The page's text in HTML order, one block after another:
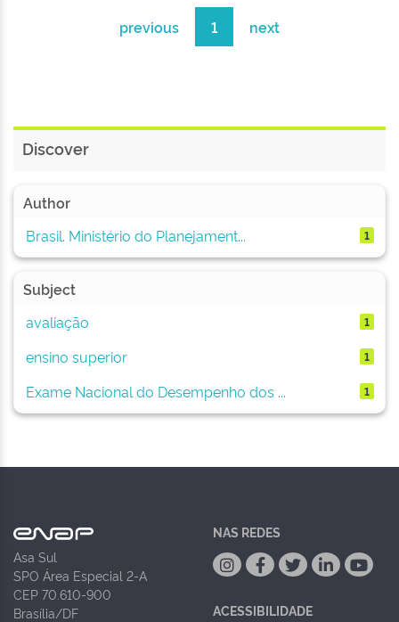
previous 1 next
Discover
Author
Brasil. Ministério do Planejament...
1
Subject
avaliação
1
ensino superior 1
Exame Nacional do Desempenho dos ... 1
Asa Sul
SPO Área Especial 2-A
CEP 70.610-900
Brasília/DF
NAS REDES
ACESSIBILIDADE